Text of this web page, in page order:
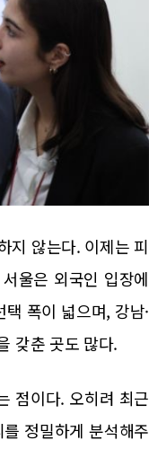
지 않는다. 이제는 피
울은 외국인 입장에
폭이 넓으며, 강남·
갖춘 곳도 많다.
점이다. 오히려 최근
정밀하게 분석해주